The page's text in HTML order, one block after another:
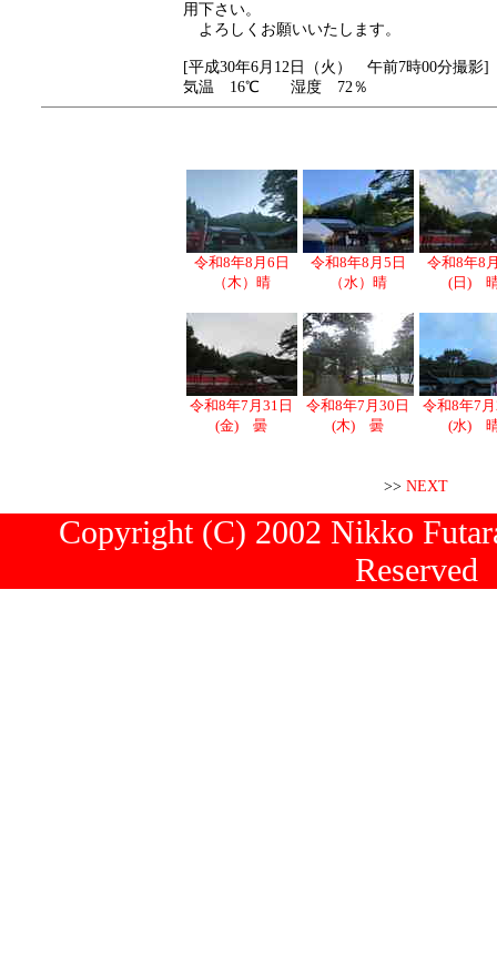
用下さい。
よろしくお願いいたします。
[平成30年6月12日（火） 午前7時00分撮影]
気温 16℃ 湿度 72％
令和8年8月6日
（木）晴
令和8年8月5日
（水）晴
令和8年8
(日)
令和8年7月31日
(金) 曇
令和8年7月30日
(木) 曇
令和8年7
(水)
>> NEXT
Copyright (C) 2002 Nikko
Reserved